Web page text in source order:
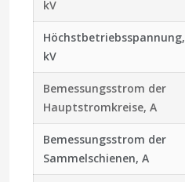
kV
Höchstbetriebsspannung,
kV
Bemessungsstrom der
Hauptstromkreise, A
Bemessungsstrom der
Sammelschienen, A